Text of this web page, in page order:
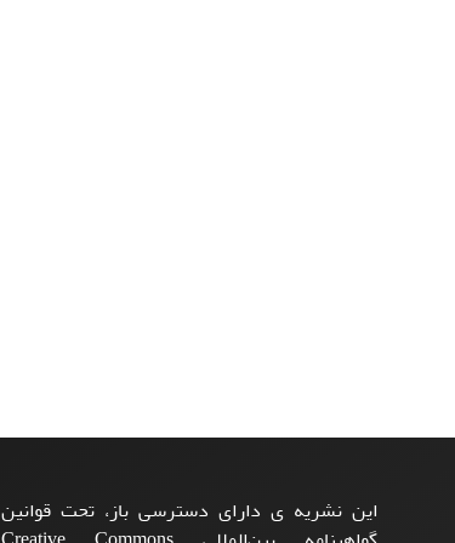
این نشریه ی دارای دسترسی باز، تحت قوانین